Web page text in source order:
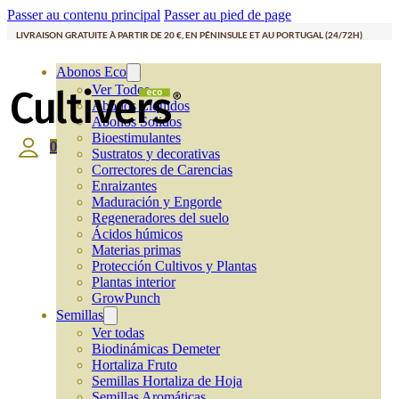
Passer au contenu principal Passer au pied de page
LIVRAISON GRATUITE À PARTIR DE 20 €, EN PÉNINSULE ET AU PORTUGAL (24/72H)
Abonos Eco
Ver Todos
Abonos Líquidos
Abonos Solidos
Bioestimulantes
Sustratos y decorativas
Correctores de Carencias
Enraizantes
Maduración y Engorde
Regeneradores del suelo
Ácidos húmicos
Materias primas
Protección Cultivos y Plantas
Plantas interior
GrowPunch
Semillas
Ver todas
Biodinámicas Demeter
Hortaliza Fruto
Semillas Hortaliza de Hoja
0